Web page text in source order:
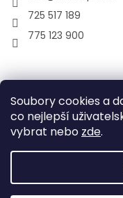
Soubory cookies a
co nejlepší
vybrat nebo zde.
725 517 189
775 123 900